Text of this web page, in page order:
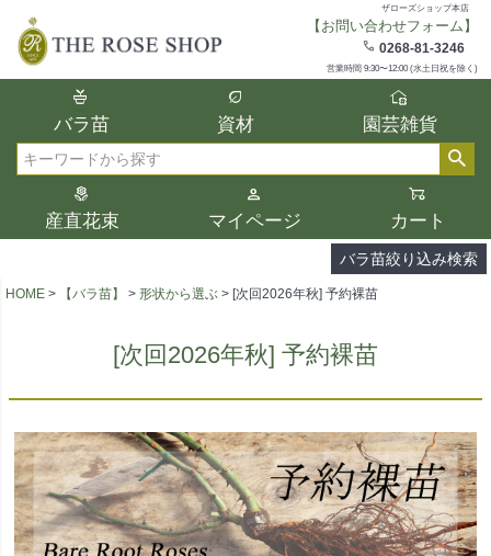
ザローズショップ本店
【お問い合わせフォーム】
0268-81-3246
営業時間 9:30〜12:00 (水土日祝を除く)
バラ苗 資材 園芸雑貨
産直花束 マイページ カート
バラ苗絞り込み検索
在庫
在庫ありのみ表示
検索
複数の条件を選択して絞り込み検索が可能
選択した項目全てに該当する品種のみ検索
結果に表示されます。
タイプ、カラー、ブランドなどは1つずつ選
択してください。
HOME 【バラ苗】 形状から選ぶ [次回2026年秋] 予約裸苗
[次回2026年秋] 予約裸苗